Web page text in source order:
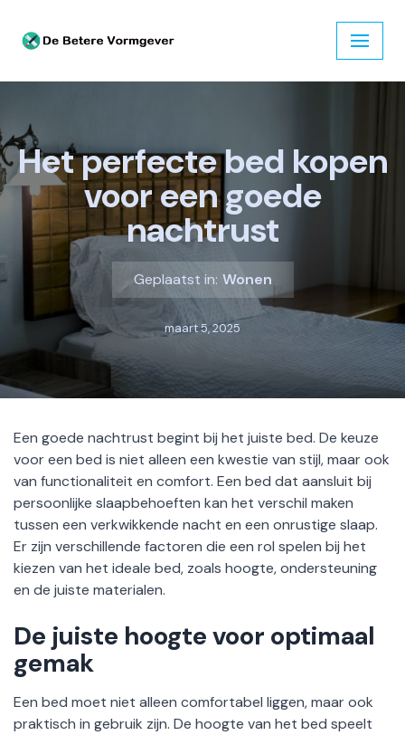
Ga
Het perfecte bed kopen
voor een goede
nachtrust
Geplaatst in: Wonen
maart 5, 2025
Een goede nachtrust begint bij het juiste bed. De keuze
voor een bed is niet alleen een kwestie van stijl, maar ook
van functionaliteit en comfort. Een bed dat aansluit bij
persoonlijke slaapbehoeften kan het verschil maken
tussen een verkwikkende nacht en een onrustige slaap.
Er zijn verschillende factoren die een rol spelen bij het
kiezen van het ideale bed, zoals hoogte, ondersteuning
en de juiste materialen.
De juiste hoogte voor optimaal
gemak
Een bed moet niet alleen comfortabel liggen, maar ook
praktisch in gebruik zijn. De hoogte van het bed speelt